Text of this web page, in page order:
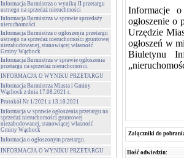
Informacja Burmistrza o wyniku II przetargu
ustnego na sprzedaż nieruchmości
Informacja Burmistrza w sprawie sprzedaży
nieruchomości
Informacja Burmistrza o ogłoszeniu przetargu
ustnego na sprzedaż nieruchomości gruntowej
niezabudowanej, stanowiącej własność
Gminy Wąchock
Informacja Burmistrza w sprawie ogłoszenia
przetargu na sprzedaż nieruchomości.
INFORMACJA O WYNIKU PRZETARGU
Informacja Burmistrza Miasta i Gminy
Wąchock z dnia 17.08.2021 r.
Protokół Nr 1/2021 z 13.10.2021
Informacja w sprawie ogłoszenia przetargu na
sprzedaż nieruchomości gruntowej
niezabudowanej, stanowiącej własność
Gminy Wąchock
Informacja o ogłoszonym przetargu.
INFORMACJA O WYNIKU PRZETARGU
Informacje
ogłoszenie o
Urzędzie
ogłoszeń w
Biuletynu
Załączniki do
Ilość odwiedzin: